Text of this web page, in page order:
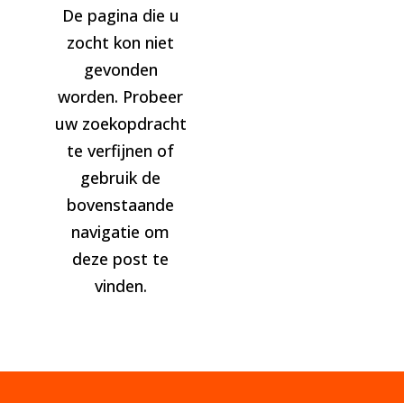
De pagina die u
zocht kon niet
gevonden
worden. Probeer
uw zoekopdracht
te verfijnen of
gebruik de
bovenstaande
navigatie om
deze post te
vinden.